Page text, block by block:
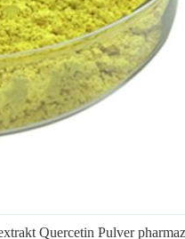
Quercetin Pulver